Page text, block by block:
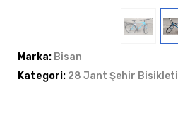
Marka: Bisan
Kategori: 28 Jant Şehir Bisikleti